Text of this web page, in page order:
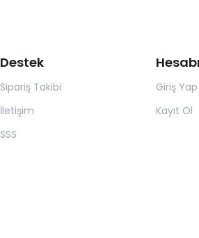
Destek
Sipariş Takibi
İletişim
SSS
Giriş Yap
Kayıt Ol